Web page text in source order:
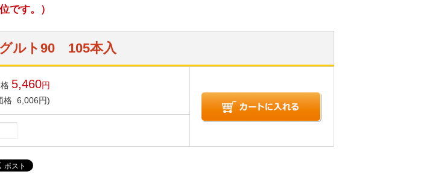
です。）
ルト90 105本入
5,460円
格 6,006円)